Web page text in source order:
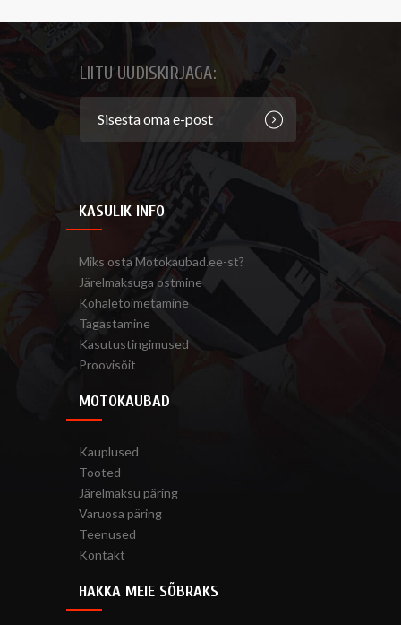
LIITU UUDISKIRJAGA:
KASULIK INFO
Miks osta Motokaubad.ee-st?
Järelmaksuga ostmine
Kohaletoimetamine
Tagastamine
Kasutustingimused
Proovisõit
MOTOKAUBAD
Kauplused
Tooted
Järelmaksu päring
Varuosa päring
Teenused
Kontakt
HAKKA MEIE SÕBRAKS